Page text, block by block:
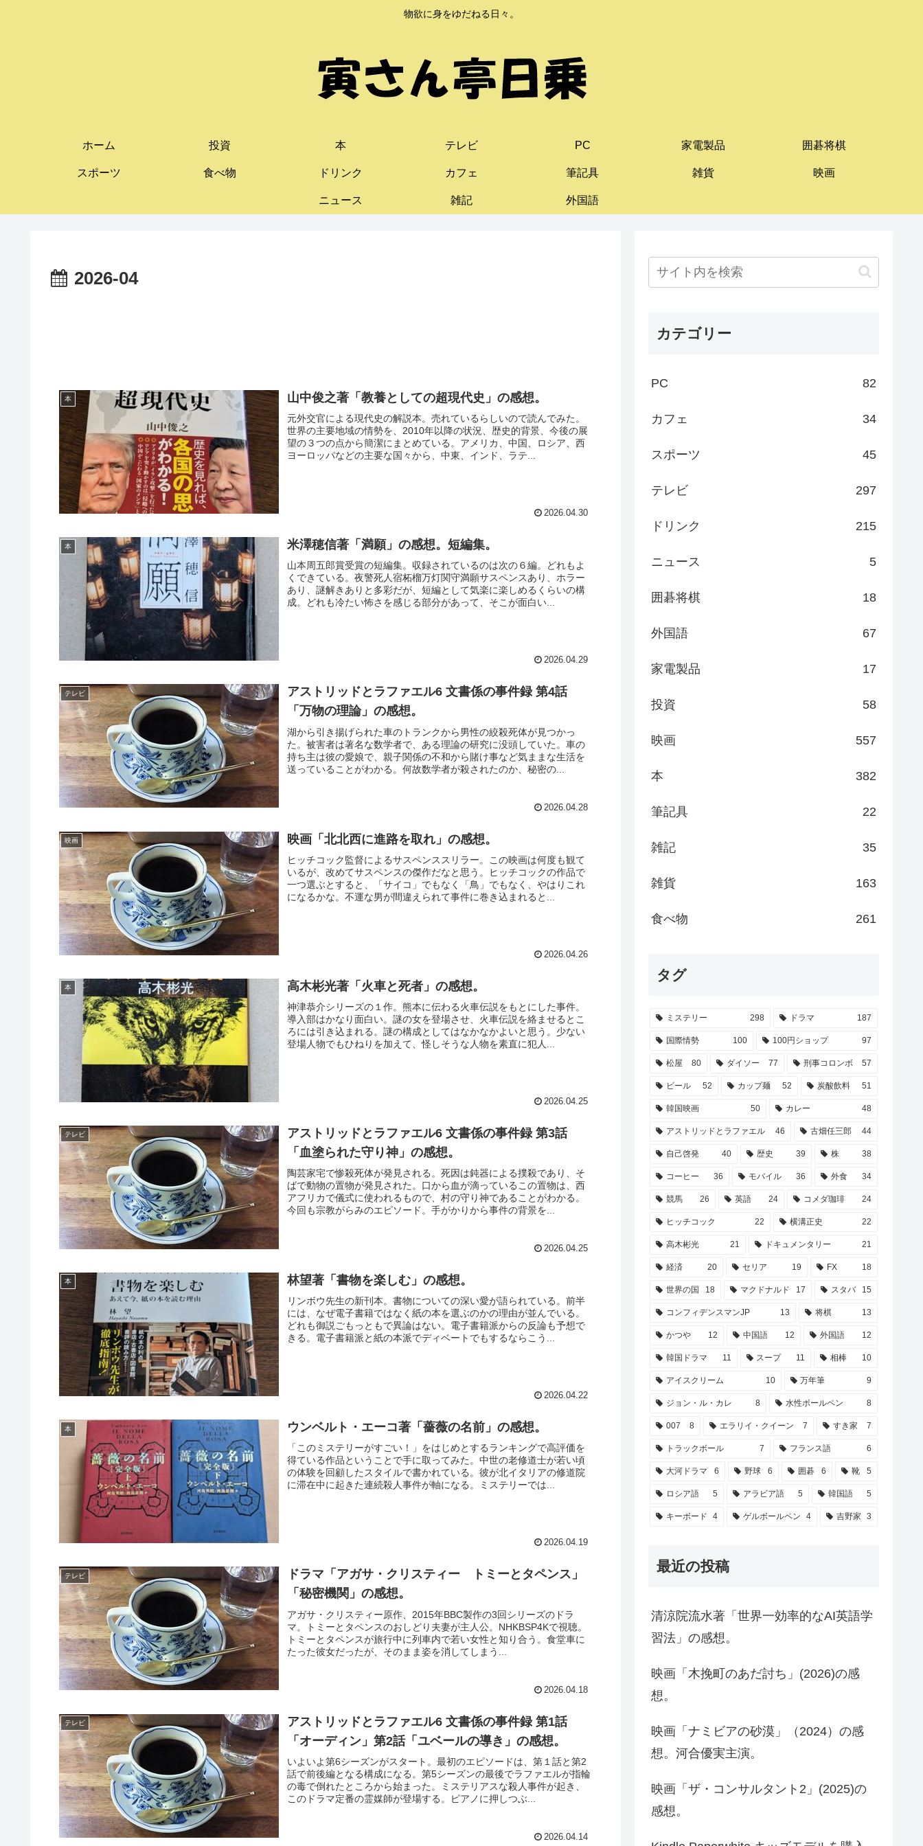
物欲に身をゆだねる日々。
ホーム 投資 本 テレビ PC 家電製品 囲碁将棋
スポーツ 食べ物 ドリンク カフェ 筆記具 雑貨 映画
ニュース 雑記 外国語
2026-04
本 山中俊之著「教養としての超現代史」の感想。
元外交官による現代史の解説本。売れているらしいので読んでみた。
世界の主要地域の情勢を、2010年以降の状況、歴史的背景、今後の展
望の３つの点から簡潔にまとめている。アメリカ、中国、ロシア、西
ヨーロッパなどの主要な国々から、中東、インド、ラテ...
2026.04.30
本 米澤穂信著「満願」の感想。短編集。
山本周五郎賞受賞の短編集。収録されているのは次の６編。どれもよ
くできている。夜警死人宿柘榴万灯関守満願サスペンスあり、ホラー
あり、謎解きありと多彩だが、短編として気楽に楽しめるくらいの構
成。どれも冷たい怖さを感じる部分があって、そこが面白い...
2026.04.29
テレビ
アストリッドとラファエル6 文書係の事件録 第4話
「万物の理論」の感想。
湖から引き揚げられた車のトランクから男性の絞殺死体が見つかっ
た。被害者は著名な数学者で、ある理論の研究に没頭していた。車の
持ち主は彼の愛娘で、親子関係の不和から賭け事など気ままな生活を
送っていることがわかる。何故数学者が殺されたのか、秘密の...
2026.04.28
映画 映画「北北西に進路を取れ」の感想。
ヒッチコック監督によるサスペンススリラー。この映画は何度も観て
いるが、改めてサスペンスの傑作だなと思う。ヒッチコックの作品で
一つ選ぶとすると、「サイコ」でもなく「鳥」でもなく、やはりこれ
になるかな。不運な男が間違えられて事件に巻き込まれると...
2026.04.26
本 高木彬光著「火車と死者」の感想。
神津恭介シリーズの１作。熊本に伝わる火車伝説をもとにした事件。
導入部はかなり面白い。謎の女を登場させ、火車伝説を絡ませるとこ
ろには引き込まれる。謎の構成としてはなかなかよいと思う。少ない
登場人物でもひねりを加えて、怪しそうな人物を素直に犯人...
2026.04.25
テレビ
アストリッドとラファエル6 文書係の事件録 第3話
「血塗られた守り神」の感想。
陶芸家宅で惨殺死体が発見される。死因は鈍器による撲殺であり、そ
ばで動物の置物が発見された。口から血が滴っているこの置物は、西
アフリカで儀式に使われるもので、村の守り神であることがわかる。
今回も宗教がらみのエピソード。手がかりから事件の背景を...
2026.04.25
本 林望著「書物を楽しむ」の感想。
リンボウ先生の新刊本。書物についての深い愛が語られている。前半
には、なぜ電子書籍ではなく紙の本を選ぶのかの理由が並んでいる。
どれも御説ごもっともで異論はない。電子書籍派からの反論も予想で
きる。電子書籍派と紙の本派でディベートでもするならこう...
2026.04.22
本 ウンベルト・エーコ著「薔薇の名前」の感想。
「このミステリーがすごい！」をはじめとするランキングで高評価を
得ている作品ということで手に取ってみた。中世の老修道士が若い頃
の体験を回顧したスタイルで書かれている。彼が北イタリアの修道院
に滞在中に起きた連続殺人事件が軸になる。ミステリーでは...
2026.04.19
テレビ
ドラマ「アガサ・クリスティー トミーとタペンス」
「秘密機関」の感想。
アガサ・クリスティー原作、2015年BBC製作の3回シリーズのドラ
マ。トミーとタペンスのおしどり夫妻が主人公。NHKBSP4Kで視聴。
トミーとタペンスが旅行中に列車内で若い女性と知り合う。食堂車に
たった彼女だったが、そのまま姿を消してしまう...
2026.04.18
テレビ
アストリッドとラファエル6 文書係の事件録 第1話
「オーディン」第2話「ユベールの導き」の感想。
いよいよ第6シーズンがスタート。最初のエピソードは、第１話と第2
話で前後編となる構成になる。第5シーズンの最後でラファエルが指輪
の毒で倒れたところから始まった。ミステリアスな殺人事件が起き、
このドラマ定番の霊媒師が登場する。ピアノに押しつぶ...
2026.04.14
カテゴリー
PC 82
カフェ 34
スポーツ 45
テレビ 297
ドリンク 215
ニュース 5
囲碁将棋 18
外国語 67
家電製品 17
投資 58
映画 557
本 382
筆記具 22
雑記 35
雑貨 163
食べ物 261
タグ
ミステリー 298 ドラマ 187
国際情勢 100 100円ショップ 97
松屋 80 ダイソー 77 刑事コロンボ 57
ビール 52 カップ麺 52 炭酸飲料 51
韓国映画 50 カレー 48
アストリッドとラファエル 46 古畑任三郎 44
自己啓発 40 歴史 39 株 38
コーヒー 36 モバイル 36 外食 34
競馬 26 英語 24 コメダ珈琲 24
ヒッチコック 22 横溝正史 22
高木彬光 21 ドキュメンタリー 21
経済 20 セリア 19 FX 18
世界の国 18 マクドナルド 17 スタバ 15
コンフィデンスマンJP 13 将棋 13
かつや 12 中国語 12 外国語 12
韓国ドラマ 11 スープ 11 相棒 10
アイスクリーム 10 万年筆 9
ジョン・ル・カレ 8 水性ボールペン 8
007 8 エラリイ・クイーン 7 すき家 7
トラックボール 7 フランス語 6
大河ドラマ 6 野球 6 囲碁 6 靴 5
ロシア語 5 アラビア語 5 韓国語 5
キーボード 4 ゲルボールペン 4 吉野家 3
最近の投稿
清涼院流水著「世界一効率的なAI英語学
習法」の感想。
映画「木挽町のあだ討ち」(2026)の感
想。
映画「ナミビアの砂漠」（2024）の感
想。河合優実主演。
映画「ザ・コンサルタント2」(2025)の
感想。